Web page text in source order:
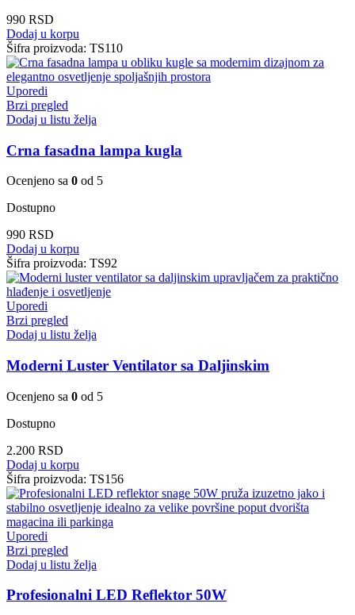
990 RSD
Dodaj u korpu
Šifra proizvoda: TS110
Uporedi
Brzi pregled
Dodaj u listu želja
Crna fasadna lampa kugla
Ocenjeno sa 0 od 5
Dostupno
990 RSD
Dodaj u korpu
Šifra proizvoda: TS92
Uporedi
Brzi pregled
Dodaj u listu želja
Moderni Luster Ventilator sa Daljinskim
Ocenjeno sa 0 od 5
Dostupno
2.200 RSD
Dodaj u korpu
Šifra proizvoda: TS156
Uporedi
Brzi pregled
Dodaj u listu želja
Profesionalni LED Reflektor 50W